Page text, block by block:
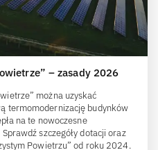
– zasady 2026
można uzyskać
termomodernizację budynków
na te nowoczesne
szczegóły dotacji oraz
Powietrzu” od roku 2024.